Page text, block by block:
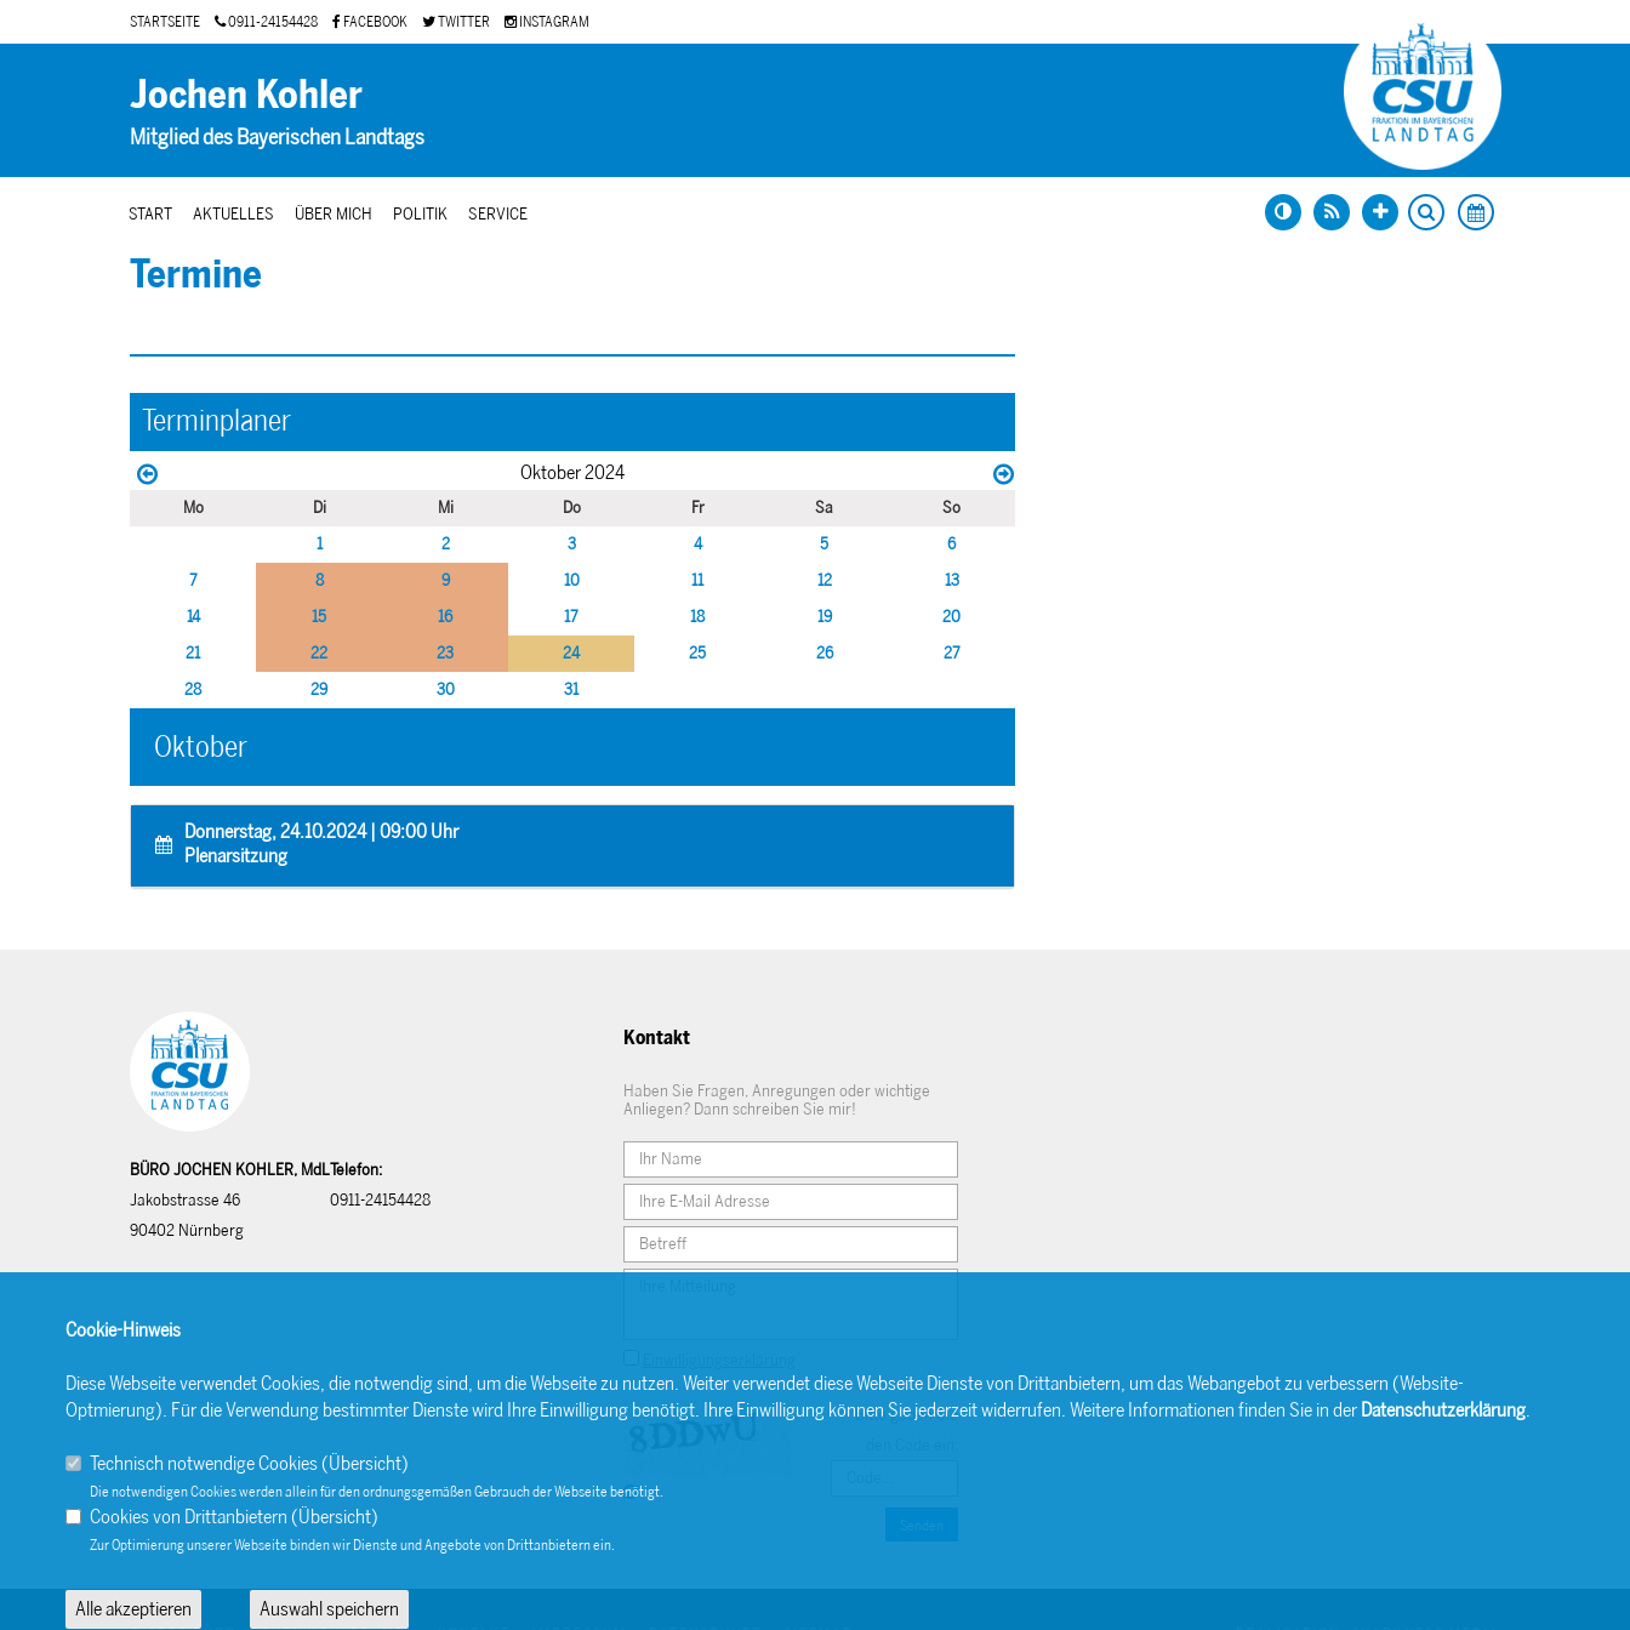
STARTSEITE 0911-24154428 FACEBOOK TWITTER INSTAGRAM
Jochen Kohler
Mitglied des Bayerischen Landtags
START AKTUELLES ÜBER MICH POLITIK SERVICE
Termine
Terminplaner
Oktober 2024
Mo Di Mi Do Fr Sa
So
1
2 3 4 5
6
7
8 9 10 11 12
13
14
15 16 17 18 19
20
21
22 23 24 25 26
27
28
29 30 31
Oktober
Donnerstag, 24.10.2024 | 09:00 Uhr
Plenarsitzung
BÜRO JOCHEN KOHLER, MdL
Jakobstrasse 46
90402 Nürnberg
Telefon:
0911-24154428
Kontakt
Haben Sie Fragen, Anregungen oder wichtige
Anliegen? Dann schreiben Sie mir!
Bitte geben Sie
Senden
Cookie-Hinweis
Diese Webseite verwendet Cookies, die notwendig sind, um die Webseite zu nutzen. Weiter verwendet diese Webseite Dienste von Drittanbietern, um das Webangebot zu verbessern (Website-
Optmierung). Für die Verwendung bestimmter Dienste wird Ihre Einwilligung benötigt. Ihre Einwilligung können Sie jederzeit widerrufen. Weitere Informationen finden Sie in der Datenschutzerklärung.
Technisch notwendige Cookies (Übersicht)
Die notwendigen Cookies werden allein für den ordnungsgemäßen Gebrauch der Webseite benötigt.
Cookies von Drittanbietern (Übersicht)
Zur Optimierung unserer Webseite binden wir Dienste und Angebote von Drittanbietern ein.
Alle akzeptieren Auswahl speichern